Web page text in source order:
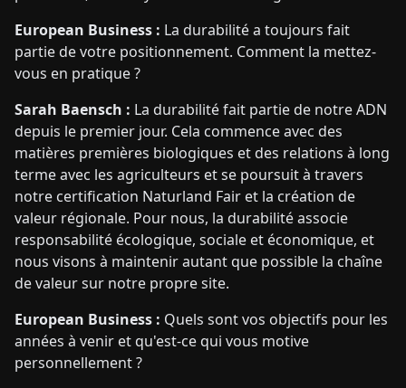
European Business : La durabilité a toujours fait
partie de votre positionnement. Comment la mettez-
vous en pratique ?
Sarah Baensch : La durabilité fait partie de notre ADN
depuis le premier jour. Cela commence avec des
matières premières biologiques et des relations à long
terme avec les agriculteurs et se poursuit à travers
notre certification Naturland Fair et la création de
valeur régionale. Pour nous, la durabilité associe
responsabilité écologique, sociale et économique, et
nous visons à maintenir autant que possible la chaîne
de valeur sur notre propre site.
European Business : Quels sont vos objectifs pour les
années à venir et qu'est-ce qui vous motive
personnellement ?